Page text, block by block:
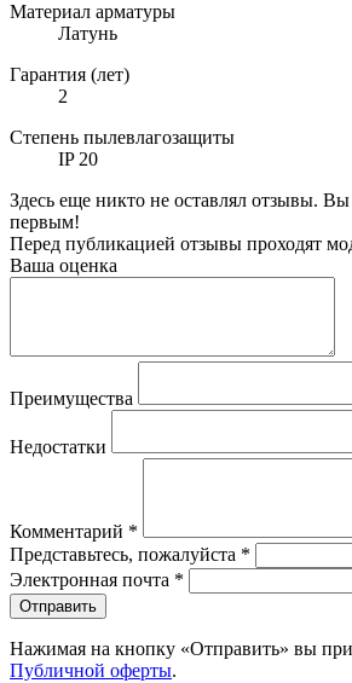
Материал арматуры
Латунь
Гарантия (лет)
2
Степень пылевлагозащиты
IP 20
Здесь еще никто не оставлял отзывы.
первым!
Перед публикацией отзывы проходят
Ваша оценка
Преимущества
Недостатки
Комментарий *
Представьтесь, пожалуйста *
Электронная почта *
Отправить
Нажимая на кнопку «Отправить» вы
Публичной оферты.